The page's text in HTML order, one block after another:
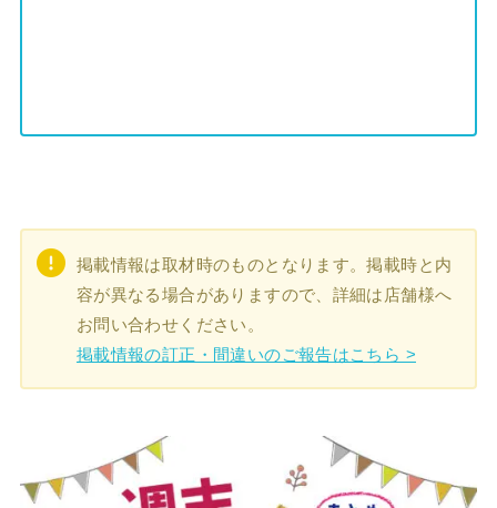
掲載情報は取材時のものとなります。掲載時と内
容が異なる場合がありますので、詳細は店舗様へ
お問い合わせください。
掲載情報の訂正・間違いのご報告はこちら >